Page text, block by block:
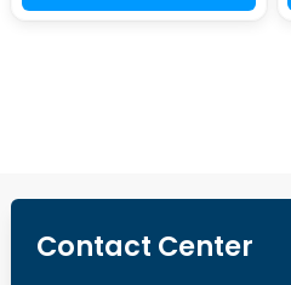
Contact Center